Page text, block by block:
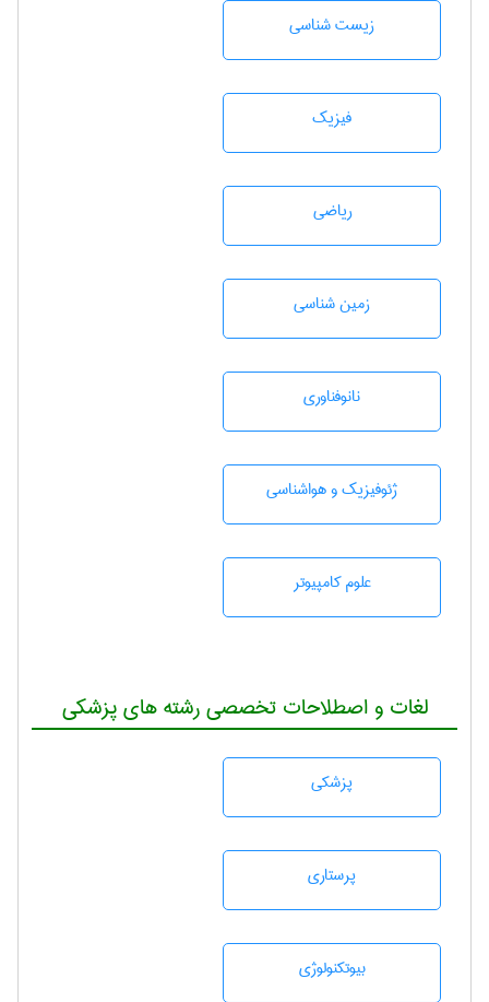
زيست شناسی
فیزیک
رياضی
زمين شناسی
نانوفناوری
ژئوفيزيك و هواشناسی
علوم کامپیوتر
لغات و اصطلاحات تخصصی رشته های پزشکی
پزشكی
پرستاری
بيوتكنولوژی